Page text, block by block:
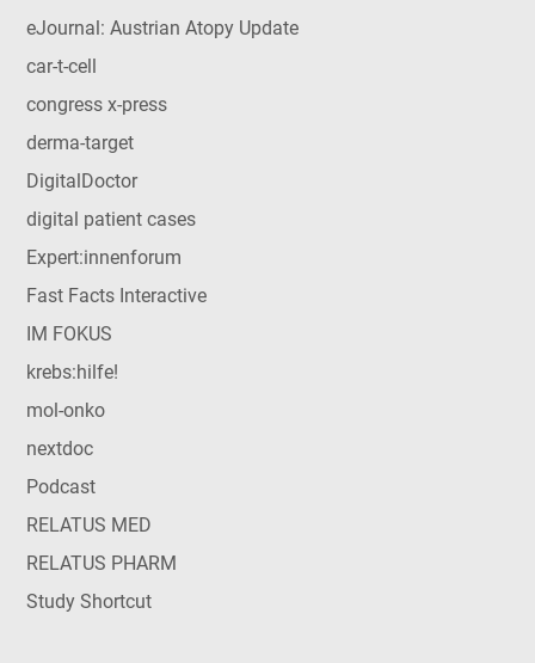
eJournal: Austrian Atopy Update
car-t-cell
congress x-press
derma-target
DigitalDoctor
digital patient cases
Expert:innenforum
Fast Facts Interactive
IM FOKUS
krebs:hilfe!
mol-onko
nextdoc
Podcast
RELATUS MED
RELATUS PHARM
Study Shortcut